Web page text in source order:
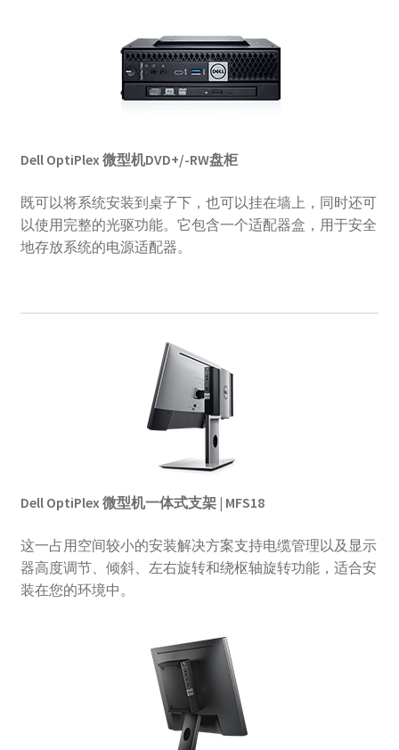
Dell OptiPlex 微型机DVD+/-RW盘柜
既可以将系统安装到桌子下，也可以挂在墙上，同时还可
以使用完整的光驱功能。它包含一个适配器盒，用于安全
地存放系统的电源适配器。
Dell OptiPlex 微型机一体式支架 | MFS18
这一占用空间较小的安装解决方案支持电缆管理以及显示
器高度调节、倾斜、左右旋转和绕枢轴旋转功能，适合安
装在您的环境中。